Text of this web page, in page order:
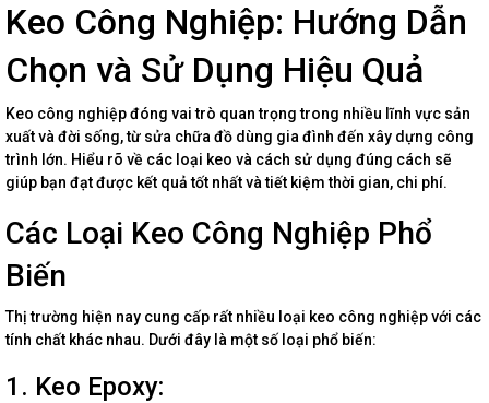
Keo Công Nghiệp: Hướng Dẫn
Chọn và Sử Dụng Hiệu Quả
Keo công nghiệp đóng vai trò quan trọng trong nhiều lĩnh vực sản
xuất và đời sống, từ sửa chữa đồ dùng gia đình đến xây dựng công
trình lớn. Hiểu rõ về các loại keo và cách sử dụng đúng cách sẽ
giúp bạn đạt được kết quả tốt nhất và tiết kiệm thời gian, chi phí.
Các Loại Keo Công Nghiệp Phổ
Biến
Thị trường hiện nay cung cấp rất nhiều loại keo công nghiệp với các
tính chất khác nhau. Dưới đây là một số loại phổ biến:
1. Keo Epoxy: